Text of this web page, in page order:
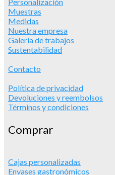
Muestras
Medidas
Nuestra empresa
Galería de trabajos
Sustentabilidad
Contacto
Política de privacidad
Devoluciones y reembolsos
Términos y condiciones
Comprar
Cajas personalizadas
Envases gastronómicos